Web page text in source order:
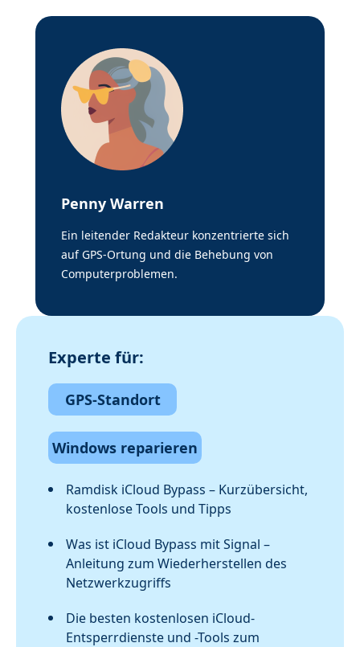
Penny Warren
Ein leitender Redakteur konzentrierte sich
auf GPS-Ortung und die Behebung von
Computerproblemen.
Experte für:
GPS-Standort
Windows reparieren
Ramdisk iCloud Bypass – Kurzübersicht,
kostenlose Tools und Tipps
Was ist iCloud Bypass mit Signal –
Anleitung zum Wiederherstellen des
Netzwerkzugriffs
Die besten kostenlosen iCloud-
Entsperrdienste und -Tools zum